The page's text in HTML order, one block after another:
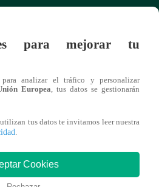
para mejorar tu
analizar el tráfico y personalizar
Europea , tus datos se gestionarán
tus datos te invitamos leer nuestra
Cookies